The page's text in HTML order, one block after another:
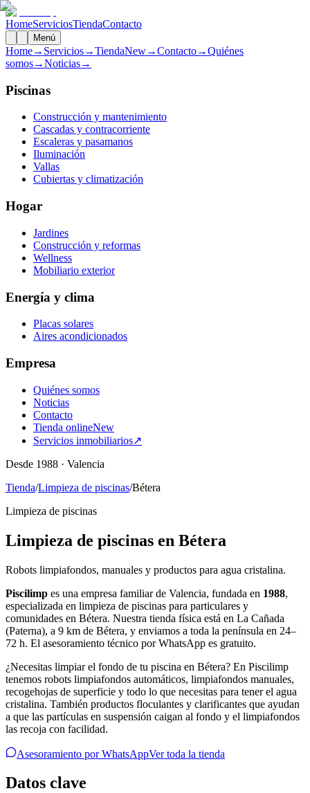
HomeServiciosTiendaContacto
Menú
Home→ Servicios→TiendaNew→Contacto→Quiénes
somos→Noticias→
Piscinas
Construcción y mantenimiento
Cascadas y contracorriente
Escaleras y pasamanos
Iluminación
Vallas
Cubiertas y climatización
Hogar
Jardines
Construcción y reformas
Wellness
Mobiliario exterior
Energía y clima
Placas solares
Aires acondicionados
Empresa
Quiénes somos
Noticias
Contacto
Tienda onlineNew
Servicios inmobiliarios↗
Desde 1988 · Valencia
Tienda/Limpieza de piscinas/Bétera
Limpieza de piscinas
Limpieza de piscinas en Bétera
Robots limpiafondos, manuales y productos para agua cristalina.
Piscilimp es una empresa familiar de Valencia, fundada en 1988,
especializada en limpieza de piscinas para particulares y
comunidades en Bétera. Nuestra tienda física está en La Cañada
(Paterna), a 9 km de Bétera, y enviamos a toda la península en 24–
72 h. El asesoramiento técnico por WhatsApp es gratuito.
¿Necesitas limpiar el fondo de tu piscina en Bétera? En Piscilimp
tenemos robots limpiafondos automáticos, limpiafondos manuales,
recogehojas de superficie y todo lo que necesitas para tener el agua
cristalina. También productos floculantes y clarificantes que ayudan
a que las partículas en suspensión caigan al fondo y el limpiafondos
las recoja con facilidad.
Asesoramiento por WhatsAppVer toda la tienda
Datos clave